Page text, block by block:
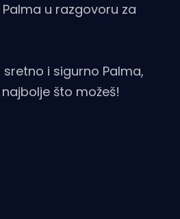
u razgovoru za
i sigurno Palma,
što možeš!